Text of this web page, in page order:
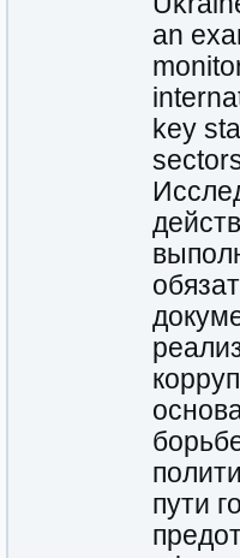
an
key
пути